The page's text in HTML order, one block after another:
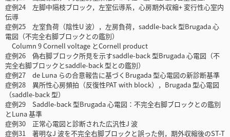
症例24 左脚中隔枝ブロック，左室伝導系，心房期外収縮+ 変行性心室内
伝導
症例25 左室負荷（陰性U 波），左房負荷，saddle-back 型Brugada 心
電図（不完全右脚ブロックとの鑑別）
Column 9 Cornell voltage とCornell product
症例26 偽右脚ブロック所見を示すsaddle-back 型Brugada 心電図（不
完全右脚ブロックとsaddle-back 型との鑑別）
症例27 de Luna らの合意報告に基づくBrugada 型心電図の新診断基準
症例28 異所性心房頻拍（反復性PAT with block），Brugada 型心電図
（saddle-back 型）
症例29 Saddle-back 型Brugada 心電図：不完全右脚ブロックとの鑑別
とLuna 基準
症例30 正常心電図と診断された広汎性J 波
症例31 著明なJ 波を不完全右脚ブロックと誤った例，期外収縮後のST-T